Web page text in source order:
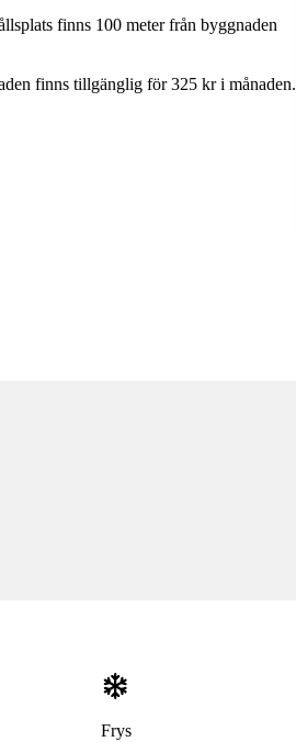
finns 100 meter från byggnaden
finns tillgänglig för 325 kr i månaden.
Frys